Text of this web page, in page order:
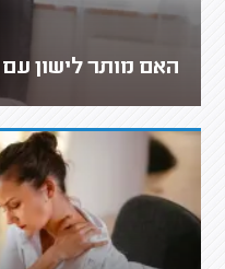
האם מותר לישון